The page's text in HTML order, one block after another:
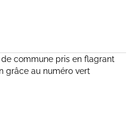
commune pris en flagrant
grâce au numéro vert